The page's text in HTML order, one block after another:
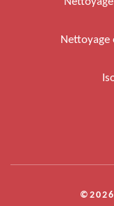
Nettoyage
©2026